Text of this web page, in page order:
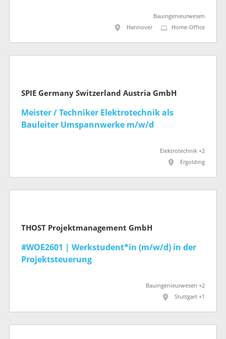
Bauingenieurwesen
Hannover
Home-Office
SPIE Germany Switzerland Austria GmbH
Meister / Techniker Elektrotechnik als
Bauleiter Umspannwerke m/w/d
Elektrotechnik +2
Ergolding
THOST Projektmanagement GmbH
#WOE2601 | Werkstudent*in (m/w/d) in der
Projektsteuerung
Bauingenieurwesen +2
Stuttgart +1